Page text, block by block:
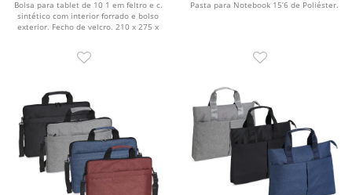
Bolsa para tablet de 10 1 em feltro e c.
sintético com interior forrado e bolso
exterior. Fecho de velcro. 210 x 275 x
Pasta para Notebook 15’6 de Poliéster.